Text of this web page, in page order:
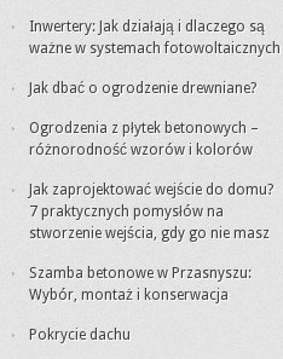
Inwertery: Jak działają i dlaczego są
ważne w systemach fotowoltaicznych
Jak dbać o ogrodzenie drewniane?
Ogrodzenia z płytek betonowych –
różnorodność wzorów i kolorów
Jak zaprojektować wejście do domu?
7 praktycznych pomysłów na
stworzenie wejścia, gdy go nie masz
Szamba betonowe w Przasnyszu:
Wybór, montaż i konserwacja
Pokrycie dachu